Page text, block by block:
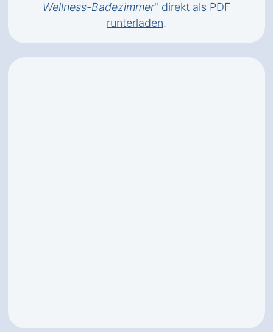
Wellness-Badezimmer" direkt als PDF
runterladen.